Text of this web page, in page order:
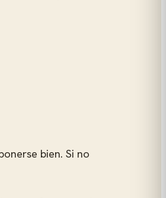
bien. Si no